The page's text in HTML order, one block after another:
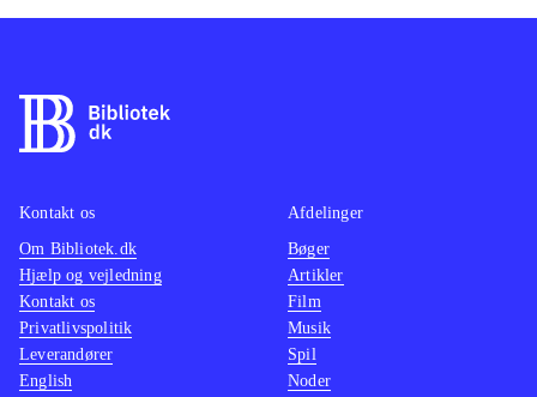
Kontakt os
Om Bibliotek.dk
Hjælp og vejledning
Kontakt os
Privatlivspolitik
Leverandører
English
Afdelinger
Bøger
Artikler
Film
Musik
Spil
Noder